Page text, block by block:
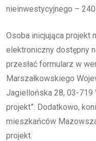
nieinwestycyjnego – 240
Osoba inicjująca projekt
elektroniczny dostępny
przesłać formularz w
Marszałkowskiego
Jagiellońska 28, 03-719
projekt”. Dodatkowo,
mieszkańców
projekt.